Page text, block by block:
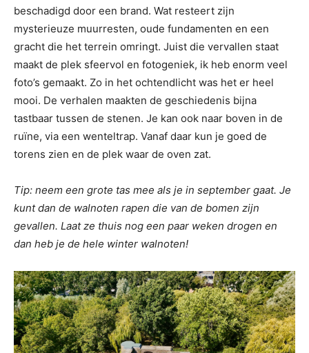
beschadigd door een brand. Wat resteert zijn
mysterieuze muurresten, oude fundamenten en een
gracht die het terrein omringt. Juist die vervallen staat
maakt de plek sfeervol en fotogeniek, ik heb enorm veel
foto’s gemaakt. Zo in het ochtendlicht was het er heel
mooi. De verhalen maakten de geschiedenis bijna
tastbaar tussen de stenen. Je kan ook naar boven in de
ruïne, via een wenteltrap. Vanaf daar kun je goed de
torens zien en de plek waar de oven zat.
Tip: neem een grote tas mee als je in september gaat. Je
kunt dan de walnoten rapen die van de bomen zijn
gevallen. Laat ze thuis nog een paar weken drogen en
dan heb je de hele winter walnoten!